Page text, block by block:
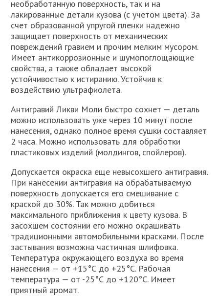
необработанную поверхность, так и на
лакированные детали кузова (с учетом цвета). За
счет образованной упругой пленки надежно
защищает поверхность от механических
повреждений гравием и прочим мелким мусором.
Имеет антикоррозионные и шумопоглощающие
свойства, а также обладает высокой
устойчивостью к истиранию. Устойчив к
воздействию ультрафиолета.
Антигравий Ликви Моли быстро сохнет — деталь
можно использовать уже через 10 минут после
нанесения, однако полное время сушки составляет
2 часа. Можно использовать для обработки
пластиковых изделий (молдингов, спойлеров).
Допускается окраска еще невысохшего антигравия.
При нанесении антигравия на обрабатываемую
поверхность допускается его смешивание с
краской до 30%. Так можно добиться
максимального приближения к цвету кузова. В
засохшем состоянии его можно окрашивать
традиционными автомобильными красками. После
застывания возможна частичная шлифовка.
Температура окружающего воздуха во время
нанесения — от +15°С до +25°С. Рабочая
температура — от -25°С до +120°С. Имеет
приятный аромат.